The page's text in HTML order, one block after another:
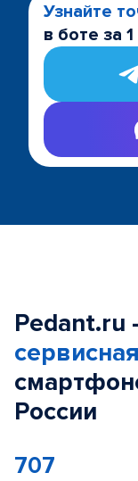
Узнайте
в боте за
Pedant.ru
России
707